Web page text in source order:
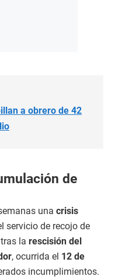
a obrero de 42
de
una crisis
servicio de recojo de
la rescisión del
, ocurrida el 12 de
incumplimientos.